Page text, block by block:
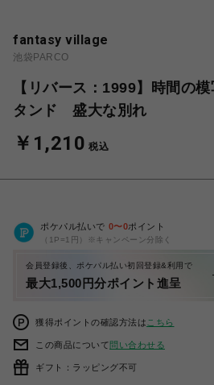
fantasy village
池袋PARCO
【リバース：1999】時間の
タンド 盛大な別れ
￥1,210 税込
ポケパル払いで 0〜0ポイント
（1P=1円）※キャンペーン分除く
会員登録後、ポケパル払い初回登録&利用で
最大1,500円分ポイント進呈
獲得ポイントの確認方法は こちら
この商品について問い合わせる
ギフト：ラッピング不可